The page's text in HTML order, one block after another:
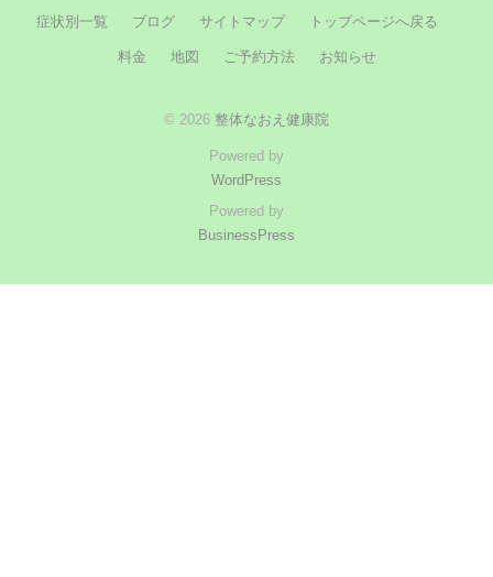
症状別一覧 ブログ サイトマップ トップページへ戻る
料金 地図 ご予約方法 お知らせ
© 2026 整体なおえ健康院
Powered by
WordPress
Powered by
BusinessPress